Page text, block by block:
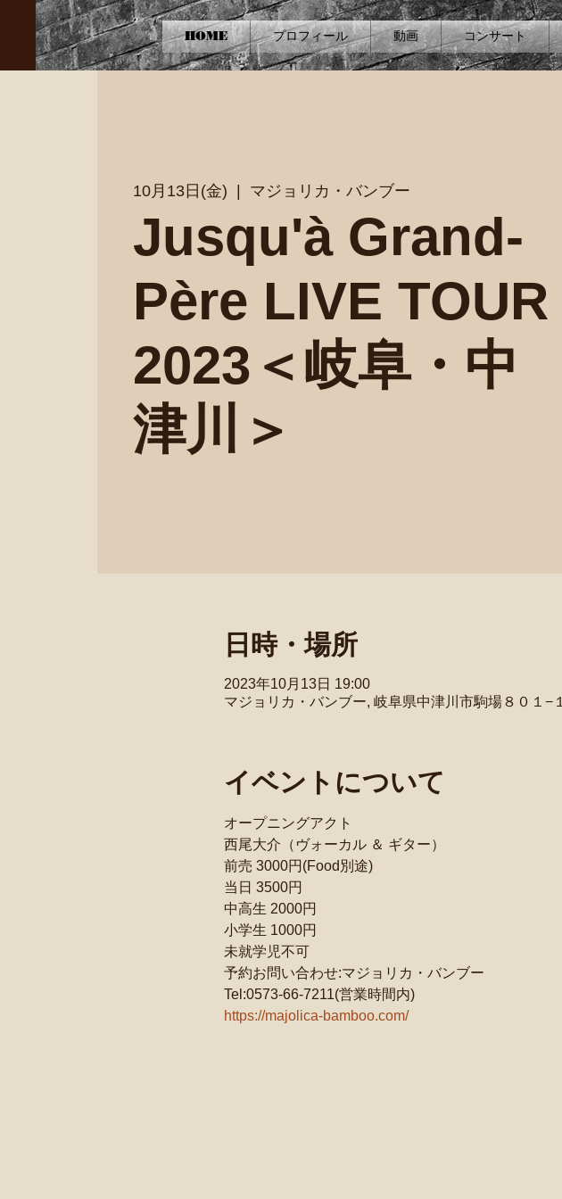
HOME プロフィール 動画 コンサート
10月13日(金) マジョリカ・バンブー
Jusqu'à Grand-
Père LIVE TOUR
2023＜岐阜・中
津川＞
日時・場所
2023年10月13日 19:00
マジョリカ・バンブー, 岐阜県中津川市駒場８０１−１
イベントについて
オープニングアクト
西尾大介（ヴォーカル ＆ ギター）
前売 3000円(Food別途)
当日 3500円
中高生 2000円
小学生 1000円
未就学児不可
予約お問い合わせ:マジョリカ・バンブー
Tel:0573-66-7211(営業時間内)
https://majolica-bamboo.com/